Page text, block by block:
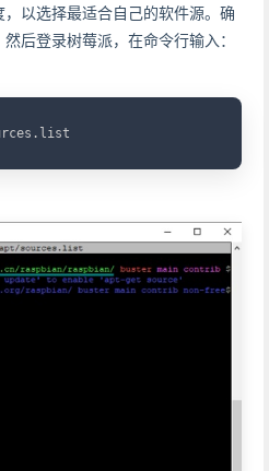
以选择最适合自己的软件源。确
后登录树莓派，在命令行输入：
.